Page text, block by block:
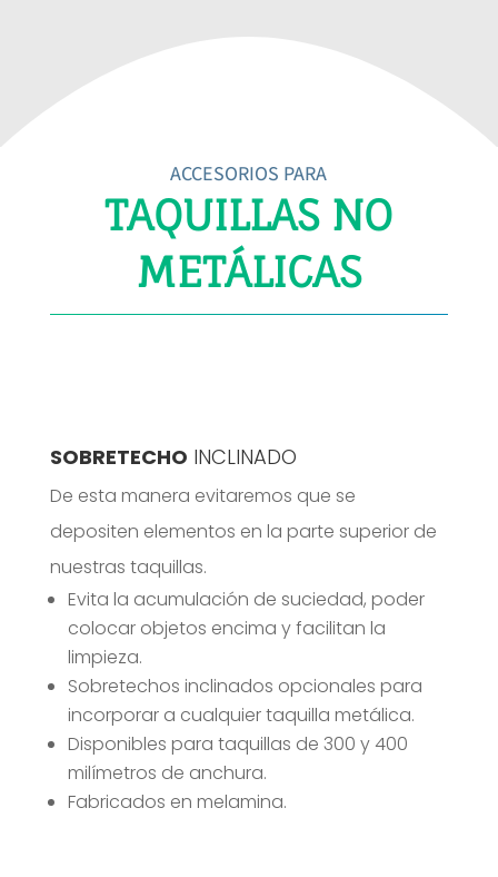
ACCESORIOS PARA
TAQUILLAS NO
METÁLICAS
SOBRETECHO INCLINADO
De esta manera evitaremos que se
depositen elementos en la parte superior de
nuestras taquillas.
Evita la acumulación de suciedad, poder
colocar objetos encima y facilitan la
limpieza.
Sobretechos inclinados opcionales para
incorporar a cualquier taquilla metálica.
Disponibles para taquillas de 300 y 400
milímetros de anchura.
Fabricados en melamina.